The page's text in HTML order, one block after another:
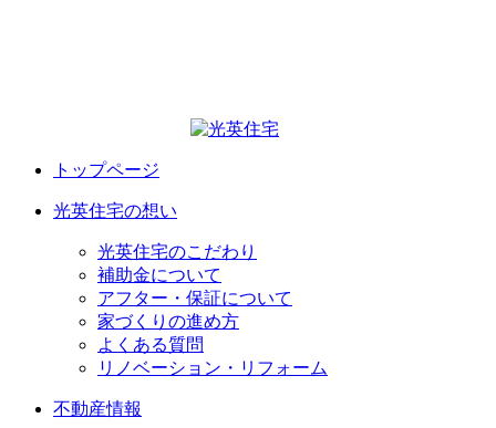
トップページ
光英住宅の想い
光英住宅のこだわり
補助金について
アフター・保証について
家づくりの進め方
よくある質問
リノベーション・リフォーム
不動産情報